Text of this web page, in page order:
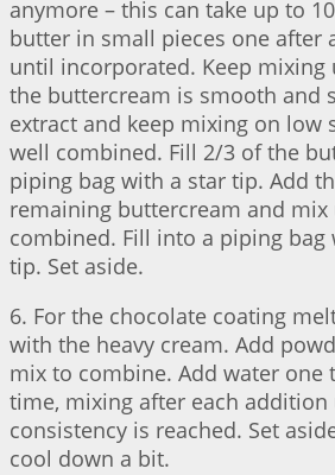
anymore – this can take up to
butter in small pieces one after
until incorporated. Keep
the buttercream is smooth and
extract and keep mixing on low
well combined. Fill 2/3 of the
piping bag with a star tip. Add
remaining buttercream and
combined. Fill into a piping bag
tip. Set aside.
6. For the chocolate coating
with the heavy cream. Add
mix to combine. Add water one
time, mixing after each
consistency is reached. Set
cool down a bit.